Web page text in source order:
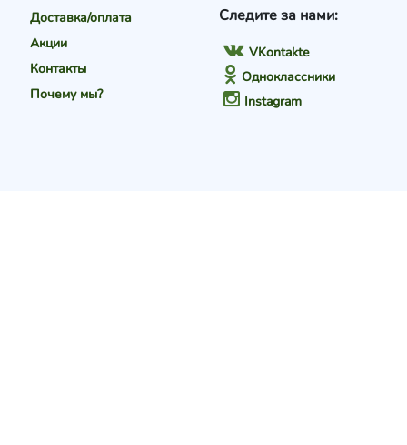
Доставка/оплата
Акции
Контакты
Почему мы?
Следите за нами:
VKontakte
Одноклассники
Instagram